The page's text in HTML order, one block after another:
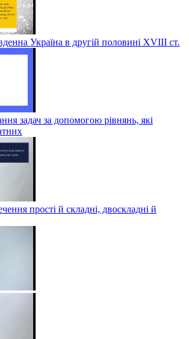
Україна в другій половині ХVІІІ ст.
задач за допомогою рівнянь, які
прості й складні, двоскладні й